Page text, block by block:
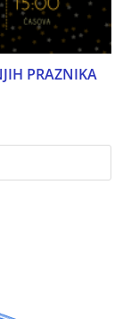
PRAZNIKA